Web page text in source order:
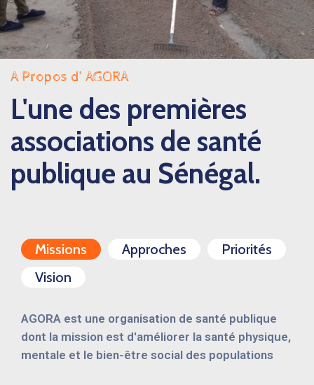
A Propos d’ AGORA
L'une des premières
associations de santé
publique au Sénégal.
Missions Approches
Priorités
Vision
AGORA est une organisation de santé publique
dont la mission est d'améliorer la santé physique,
mentale et le bien-être social des populations